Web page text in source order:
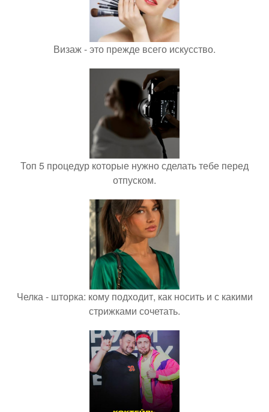
Визаж - это прежде всего искусство.
Топ 5 процедур которые нужно сделать тебе перед
отпуском.
Челка - шторка: кому подходит, как носить и с какими
стрижками сочетать.